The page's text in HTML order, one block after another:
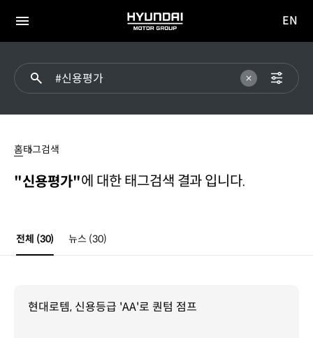
전체
HYUNDAI
MOTOR
이동
EN
홈태그검색
"신용평가"에 대한 태그검색 결과 입니다.
전체 (30) 뉴스 (30)
현대로템, 신용등급 'AA'로 퀀텀 점프